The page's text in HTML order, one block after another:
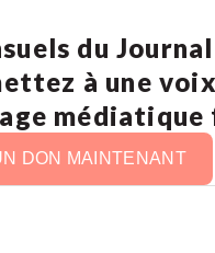
du
à une
médiatique
DON MAINTENANT